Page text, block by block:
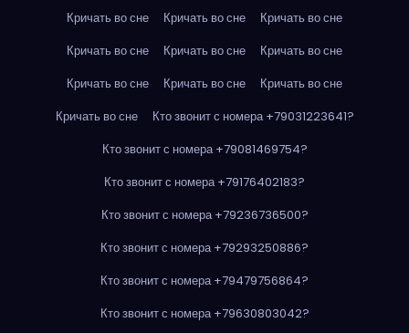
Кричать во сне
Кричать во сне
Кричать во сне
Кричать во сне
Кричать во сне
Кричать во сне
Кричать во сне
Кричать во сне
Кричать во сне
Кричать во сне
Кто звонит с номера +79031223641?
Кто звонит с номера +79081469754?
Кто звонит с номера +79176402183?
Кто звонит с номера +79236736500?
Кто звонит с номера +79293250886?
Кто звонит с номера +79479756864?
Кто звонит с номера +79630803042?